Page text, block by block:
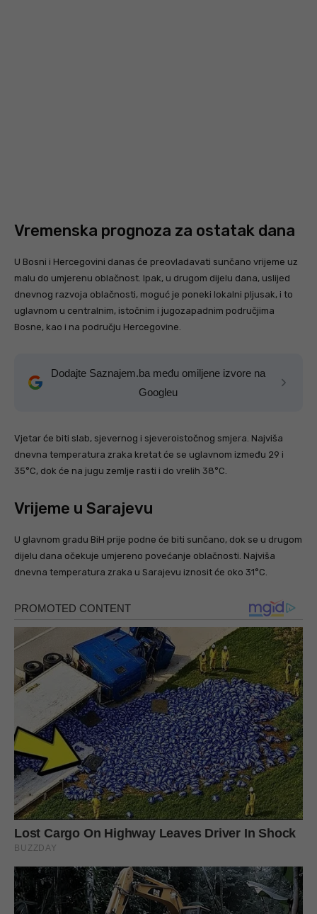
Vremenska prognoza za ostatak dana
U Bosni i Hercegovini danas će preovladavati sunčano vrijeme uz
malu do umjerenu oblačnost. Ipak, u drugom dijelu dana, uslijed
dnevnog razvoja oblačnosti, moguć je poneki lokalni pljusak, i to
uglavnom u centralnim, istočnim i jugozapadnim područjima
Bosne, kao i na području Hercegovine.
Dodajte Saznajem.ba među omiljene izvore na
Googleu
Vjetar će biti slab, sjevernog i sjeveroistočnog smjera. Najviša
dnevna temperatura zraka kretat će se uglavnom između 29 i
35°C, dok će na jugu zemlje rasti i do vrelih 38°C.
Vrijeme u Sarajevu
U glavnom gradu BiH prije podne će biti sunčano, dok se u drugom
dijelu dana očekuje umjereno povećanje oblačnosti. Najviša
dnevna temperatura zraka u Sarajevu iznosit će oko 31°C.